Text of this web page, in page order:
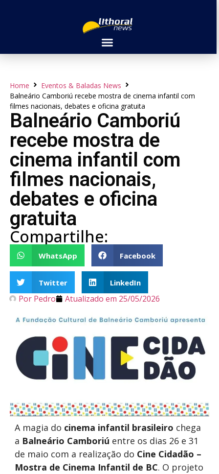
Home
Eventos & Baladas News
Balneário Camboriú recebe mostra de cinema infantil com
filmes nacionais, debates e oficina gratuita
Balneário Camboriú
recebe mostra de
cinema infantil com
filmes nacionais,
debates e oficina
gratuita
Compartilhe:
WhatsApp Facebook
Twitter LinkedIn
Por Pedro Atualizado em 25/05/2026
A magia do cinema infantil brasileiro chega
a Balneário Camboriú entre os dias 26 e 31
de maio com a realização do Cine Cidadão –
Mostra de Cinema Infantil de BC. O projeto